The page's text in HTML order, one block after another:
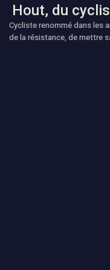
Hout, du
Cycliste renommé dans les
de la résistance, de mettre